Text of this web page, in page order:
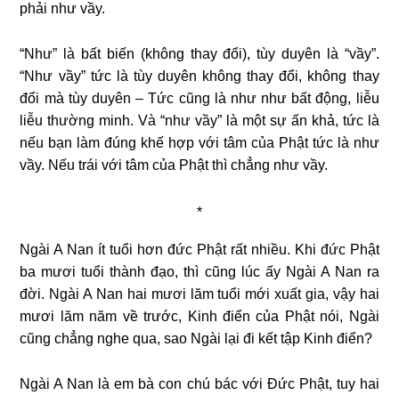
phải như vầy.
“Như” là bất biến (không thay đổi), tùy duyên là “vầy”.
“Như vầy” tức là tùy duyên không thay đổi, không thay
đổi mà tùy duyên – Tức cũng là như như bất động, liễu
liễu thường minh. Và “như vầy” là một sự ấn khả, tức là
nếu bạn làm đúng khế hợp với tâm của Phật tức là như
vầy. Nếu trái với tâm của Phật thì chẳng như vầy.
*
Ngài A Nan ít tuổi hơn đức Phật rất nhiều. Khi đức Phật
ba mươi tuổi thành đạo, thì cũng lúc ấy Ngài A Nan ra
đời. Ngài A Nan hai mươi lăm tuổi mới xuất gia, vậy hai
mươi lăm năm về trước, Kinh điển của Phật nói, Ngài
cũng chẳng nghe qua, sao Ngài lại đi kết tập Kinh điển?
Ngài A Nan là em bà con chú bác với Ðức Phật, tuy hai